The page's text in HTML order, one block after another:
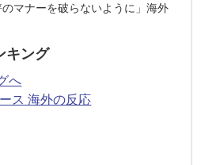
のマナーを破らないように」海外
キング
へ
ス 海外の反応